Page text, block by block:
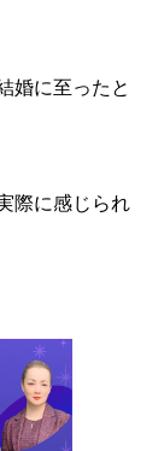
婚に至ったと
際に感じられ